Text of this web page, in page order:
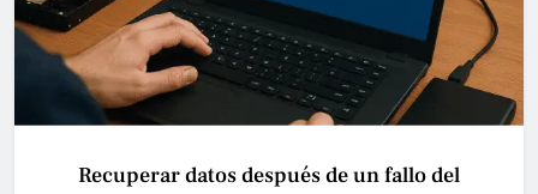
Recuperar datos después de un fallo del